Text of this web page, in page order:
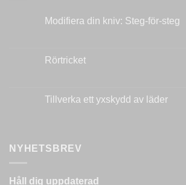
Modifiera din kniv: Steg-för-steg
Modifiera
din
steg
Rörtricket
Rörtricket
Tillverka ett yxskydd av läder
yxskydd
NYHETSBREV
Håll dig uppdaterad